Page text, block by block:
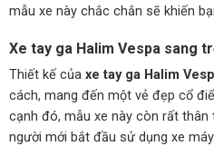
mẫu xe này chắc chắn sẽ khiến
Xe tay ga Halim Vespa sang
Thiết kế của xe tay ga Halim
cách, mang đến một vẻ đẹp cổ
cạnh đó, mẫu xe này còn rất thân
người mới bắt đầu sử dụng xe máy.